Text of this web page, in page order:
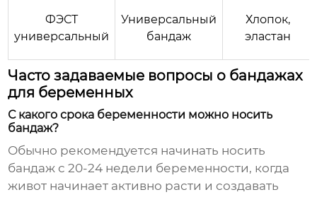
ФЭСТ
универсальный
Универсальный
бандаж
Хлопок,
эластан
Часто задаваемые вопросы о бандажах
для беременных
С какого срока беременности можно носить
бандаж?
Обычно рекомендуется начинать носить
бандаж с 20-24 недели беременности, когда
живот начинает активно расти и создавать